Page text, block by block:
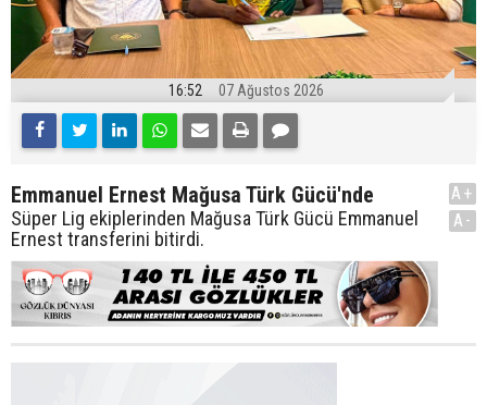
16:52 07 Ağustos 2026
Emmanuel Ernest Mağusa Türk Gücü'nde
Süper Lig ekiplerinden Mağusa Türk Gücü Emmanuel
Ernest transferini bitirdi.
A+
A-